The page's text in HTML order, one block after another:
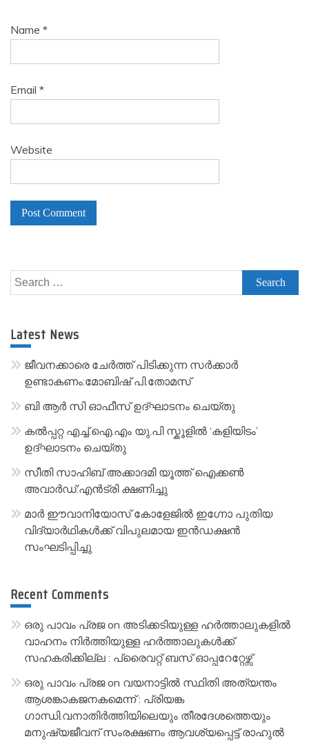
Name *
Email *
Website
l
n
a
i
e
Search
for:
Latest News
ജീവനക്കാരെ ചേർത്ത് പിടിക്കുന്ന സർക്കാർ
ഉണ്ടാകണം:മോബിഷ് പി.തോമസ്
ബി ആർ സി ഓഫീസ് ഉദ്ഘാടനം ചെയ്തു
കൽപ്പറ്റ എച്ച്.ഐ.എം യു.പി സ്കൂ‌ളിൽ ‘കളിയിടം’
ഉദ്ഘാടനം ചെയ്തു
സീതി സാഹിബ് അക്കാദമി യൂത്ത് ഐക്കൺ
അവാർഡ്:എൻട്രി ക്ഷണിച്ചു
മാർ ഈവാനിയോസ് കോളേജിൽ ഇഗ്നോ പുതിയ
വിദ്യാർഥികൾക്ക് വിപുലമായ ഇൻഡക്ഷൻ
സംഘടിപ്പിച്ചു
Recent Comments
ഒരു പാവം പ്രജon അടിക്കടിയുള്ള ഹർത്താലുകളിൽ
വാഹനം നിർത്തിയുള്ള ഹർത്താലുകൾക്ക്
സഹകരിക്കില്ല : പ്രൈവറ്റ് ബസ് ഓപ്പറേറ്റേഴ്സ്
ഒരു പാവം പ്രജon വയനാട്ടിൽ സ്ഥിതി അത്യന്തം
ആശങ്കാകജനകമെന്ന് : പ്രിയങ്ക
ഗാന്ധി.വനാതിർത്തിയിലെയും തീരദേശത്തെയും
മനുഷ്യജീവന് സംരക്ഷണം ആവശ്യപ്പെട്ട് രാഹുൽ